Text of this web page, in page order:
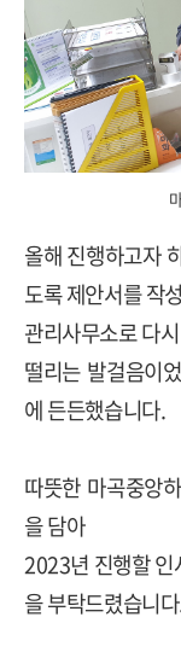
올해 진행하고자
도록 제안서를 작
관리사무소로 다
떨리는 발걸음이
에 든든했습니다.
따뜻한 마곡중앙
을 담아
2023년 진행할 인
을 부탁드렸습니